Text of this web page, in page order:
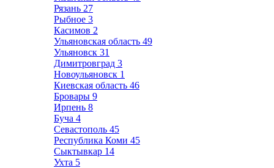
Рязань 27
Рыбное 3
Касимов 2
Ульяновская область 49
Ульяновск 31
Димитровград 3
Новоульяновск 1
Киевская область 46
Бровары 9
Ирпень 8
Буча 4
Севастополь 45
Республика Коми 45
Сыктывкар 14
Ухта 5